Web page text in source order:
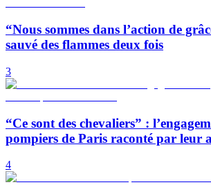
“Nous sommes dans l’action de
sauvé des flammes deux fois
3
“Ce sont des chevaliers” :
pompiers de Paris raconté par leur
4